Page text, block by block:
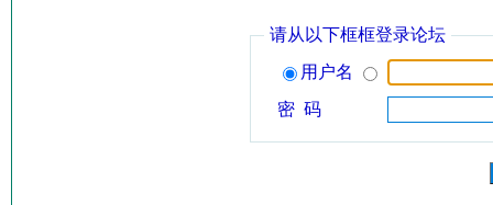
请从以下框框登录论坛
用户名
密 码